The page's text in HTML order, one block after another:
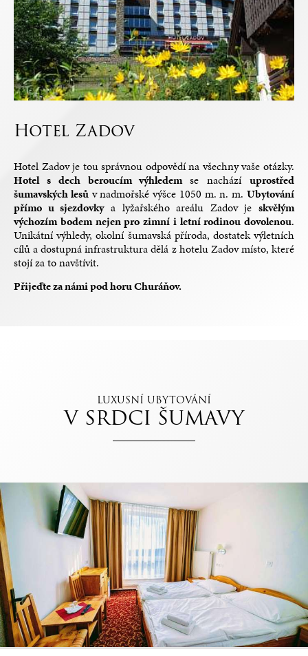
Hotel Zadov
Hotel Zadov je tou správnou odpovědí na všechny vaše otázky.
Hotel s dech beroucím výhledemse nacházíuprostřed
šumavských lesův nadmořské výšce 1050 m. n. m.Ubytování
přímo u sjezdovkya lyžařského areálu Zadov je skvělým
výchozím bodem nejen pro zimní i letní rodinou dovolenou.
Unikátní výhledy, okolní šumavská příroda, dostatek výletních
cílů a dostupná infrastruktura dělá z hotelu Zadov místo, které
stojí za to navštívit.
Přijeďte za námi pod horu Churáňov.
LUXUSNÍ UBYTOVÁNÍ
V SRDCI ŠUMAVY